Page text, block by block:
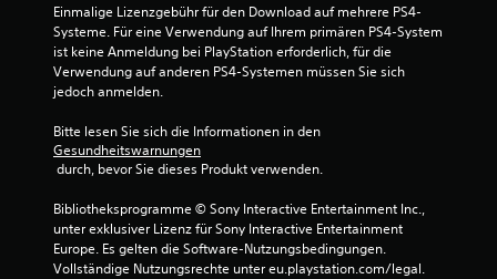
Einmalige Lizenzgebühr für den Download auf mehrere PS4-
Systeme. Für eine Verwendung auf Ihrem primären PS4-System
ist keine Anmeldung bei PlayStation erforderlich, für die
Verwendung auf anderen PS4-Systemen müssen Sie sich
jedoch anmelden.
Bitte lesen Sie sich die Informationen in den
Gesundheitswarnungen
durch, bevor Sie dieses Produkt verwenden.
Bibliotheksprogramme © Sony Interactive Entertainment Inc.,
unter exklusiver Lizenz für Sony Interactive Entertainment
Europe. Es gelten die Software-Nutzungsbedingungen.
Vollständige Nutzungsrechte unter eu.playstation.com/legal.